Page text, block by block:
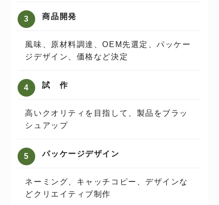
商品開発
⾵味、原材料調達、OEM先選定、パッケー
ジデザイン、価格など決定
試 作
⾼いクオリティを⽬指して、製品をブラッ
シュアップ
パッケージデザイン
ネーミング、キャッチコピー、デザインな
どクリエイティブ制作